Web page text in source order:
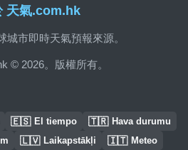
天氣.com.hk
城市即時天氣預報來源。
© 2026。版權所有。
🇪🇸 El tiempo 🇹🇷 Hava durumu
Ilm 🇱🇻 Laikapstākļi 🇮🇹 Meteo